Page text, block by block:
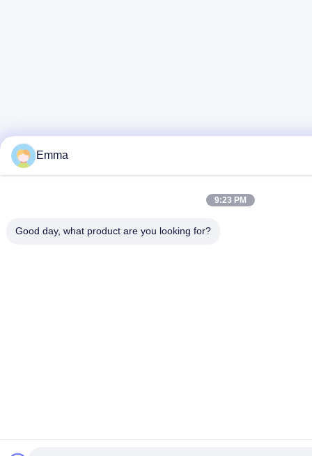
Emma
9:23 PM
Good day, what product are you looking for?